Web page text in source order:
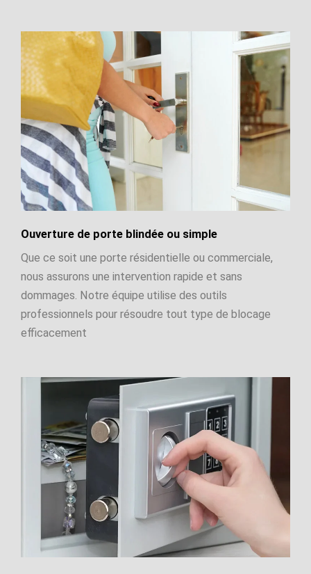
Ouverture de porte blindée ou simple
Que ce soit une porte résidentielle ou commerciale,
nous assurons une intervention rapide et sans
dommages. Notre équipe utilise des outils
professionnels pour résoudre tout type de blocage
efficacement